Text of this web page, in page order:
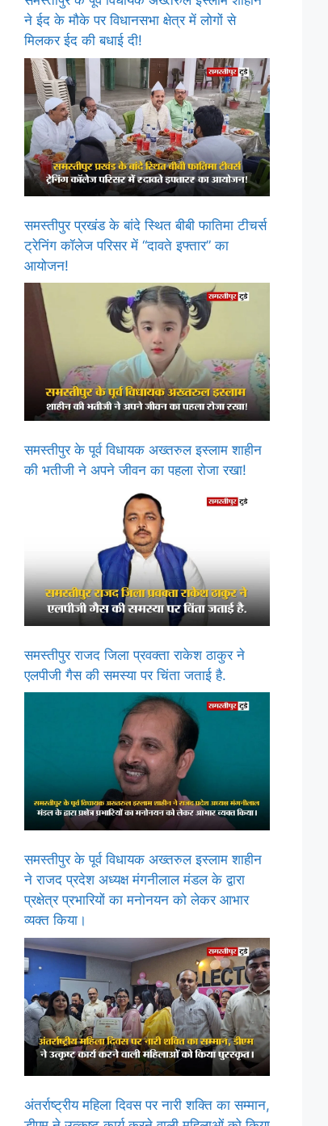
ने ईद के मौके पर विधानसभा क्षेत्र में लोगों से
मिलकर ईद की बधाई दी!
समस्तीपुर प्रखंड के बांदे स्थित बीबी फातिमा टीचर्स
ट्रेनिंग कॉलेज परिसर में “दावते इफ्तार” का
आयोजन!
समस्तीपुर के पूर्व विधायक अख्तरुल इस्लाम शाहीन
की भतीजी ने अपने जीवन का पहला रोजा रखा!
समस्तीपुर राजद जिला प्रवक्ता राकेश ठाकुर ने
एलपीजी गैस की समस्या पर चिंता जताई है.
समस्तीपुर के पूर्व विधायक अख्तरुल इस्लाम शाहीन
ने राजद प्रदेश अध्यक्ष मंगनीलाल मंडल के द्वारा
प्रक्षेत्र प्रभारियों का मनोनयन को लेकर आभार
व्यक्त किया।
अंतर्राष्ट्रीय महिला दिवस पर नारी शक्ति का सम्मान,